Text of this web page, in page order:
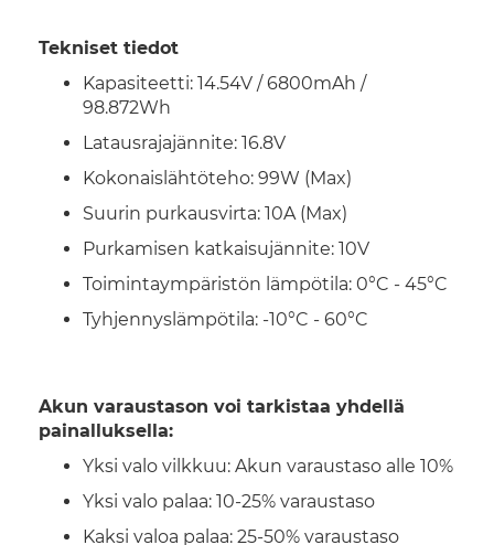
Tekniset tiedot
Kapasiteetti: 14.54V / 6800mAh /
98.872Wh
Latausrajajännite: 16.8V
Kokonaislähtöteho: 99W (Max)
Suurin purkausvirta: 10A (Max)
Purkamisen katkaisujännite: 10V
Toimintaympäristön lämpötila: 0°C - 45°C
Tyhjennyslämpötila: -10°C - 60°C
Akun varaustason voi tarkistaa yhdellä
painalluksella:
Yksi valo vilkkuu: Akun varaustaso alle 10%
Yksi valo palaa: 10-25% varaustaso
Kaksi valoa palaa: 25-50% varaustaso